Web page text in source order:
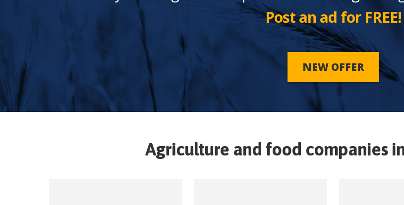
Post an ad for FREE!
NEW OFFER
Agriculture and food companies